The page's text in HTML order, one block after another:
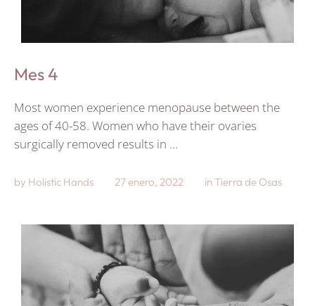
Mes 4
Most women experience menopause between the
ages of 40-58. Women who have their ovaries
surgically removed results in …
by Holistic Hands 27 enero, 2022 in Tierra de Osas